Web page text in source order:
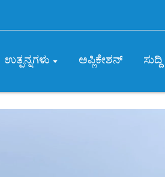
ಉತ್ಪನ್ನಗಳು ಅಪ್ಲಿಕೇಶನ್ ಸುದ್ದಿ